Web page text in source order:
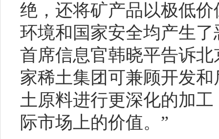
绝，还将矿产品以极低
环境和国家安全均产生
首席信息官韩晓平告诉
家稀土集团可兼顾开发
土原料进行更深化的加
际市场上的价值。”